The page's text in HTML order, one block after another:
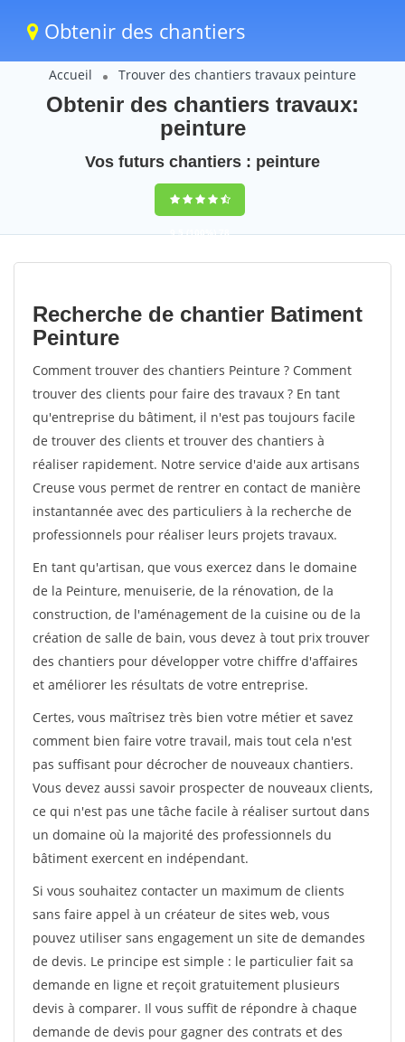
Obtenir des chantiers
Accueil Trouver des chantiers travaux peinture
Obtenir des chantiers travaux:
peinture
Vos futurs chantiers : peinture
9,5(100%)78
votes
Recherche de chantier Batiment
Peinture
Comment trouver des chantiers Peinture ? Comment
trouver des clients pour faire des travaux ? En tant
qu'entreprise du bâtiment, il n'est pas toujours facile
de trouver des clients et trouver des chantiers à
réaliser rapidement. Notre service d'aide aux artisans
Creuse vous permet de rentrer en contact de manière
instantannée avec des particuliers à la recherche de
professionnels pour réaliser leurs projets travaux.
En tant qu'artisan, que vous exercez dans le domaine
de la Peinture, menuiserie, de la rénovation, de la
construction, de l'aménagement de la cuisine ou de la
création de salle de bain, vous devez à tout prix trouver
des chantiers pour développer votre chiffre d'affaires
et améliorer les résultats de votre entreprise.
Certes, vous maîtrisez très bien votre métier et savez
comment bien faire votre travail, mais tout cela n'est
pas suffisant pour décrocher de nouveaux chantiers.
Vous devez aussi savoir prospecter de nouveaux clients,
ce qui n'est pas une tâche facile à réaliser surtout dans
un domaine où la majorité des professionnels du
bâtiment exercent en indépendant.
Si vous souhaitez contacter un maximum de clients
sans faire appel à un créateur de sites web, vous
pouvez utiliser sans engagement un site de demandes
de devis. Le principe est simple : le particulier fait sa
demande en ligne et reçoit gratuitement plusieurs
devis à comparer. Il vous suffit de répondre à chaque
demande de devis pour gagner des contrats et des